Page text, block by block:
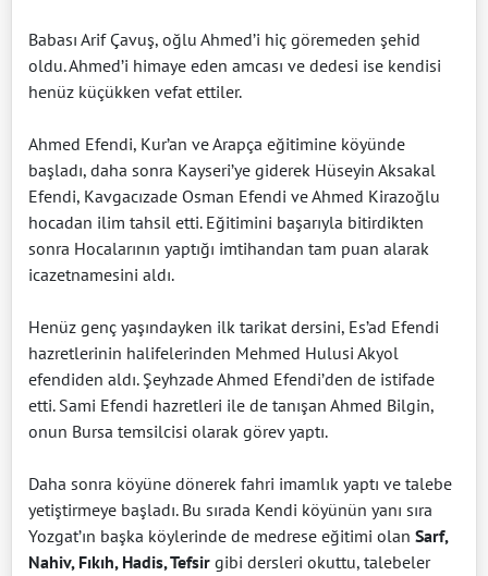
Babası Arif Çavuş, oğlu Ahmed’i hiç göremeden şehid
oldu. Ahmed’i himaye eden amcası ve dedesi ise kendisi
henüz küçükken vefat ettiler.
Ahmed Efendi, Kur’an ve Arapça eğitimine köyünde
başladı, daha sonra Kayseri’ye giderek Hüseyin Aksakal
Efendi, Kavgacızade Osman Efendi ve Ahmed Kirazoğlu
hocadan ilim tahsil etti. Eğitimini başarıyla bitirdikten
sonra Hocalarının yaptığı imtihandan tam puan alarak
icazetnamesini aldı.
Henüz genç yaşındayken ilk tarikat dersini, Es’ad Efendi
hazretlerinin halifelerinden Mehmed Hulusi Akyol
efendiden aldı. Şeyhzade Ahmed Efendi’den de istifade
etti. Sami Efendi hazretleri ile de tanışan Ahmed Bilgin,
onun Bursa temsilcisi olarak görev yaptı.
Daha sonra köyüne dönerek fahri imamlık yaptı ve talebe
yetiştirmeye başladı. Bu sırada Kendi köyünün yanı sıra
Yozgat’ın başka köylerinde de medrese eğitimi olan Sarf,
Nahiv, Fıkıh, Hadis, Tefsir gibi dersleri okuttu, talebeler